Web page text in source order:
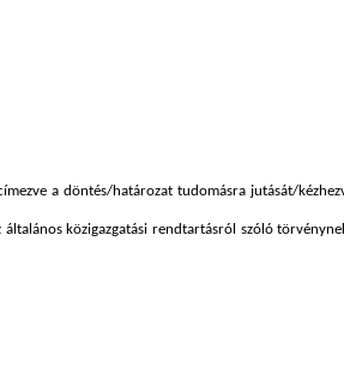
a döntés/határozat tudomásra jutását/
közigazgatási rendtartásról szóló